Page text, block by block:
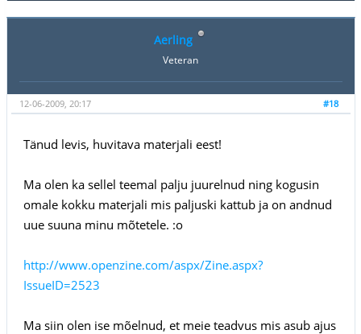
Aerling
Veteran
#18
12-06-2009, 20:17
Tänud levis, huvitava materjali eest!
Ma olen ka sellel teemal palju juurelnud ning kogusin
omale kokku materjali mis paljuski kattub ja on andnud
uue suuna minu mõtetele. :o
http://www.openzine.com/aspx/Zine.aspx?
IssueID=2523
Ma siin olen ise mõelnud, et meie teadvus mis asub ajus